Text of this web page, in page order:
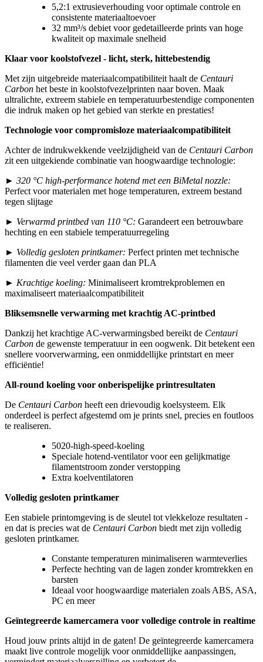
5,2:1 extrusieverhouding voor optimale controle en
consistente materiaaltoevoer
32 mm³/s debiet voor gedetailleerde prints van hoge
kwaliteit op maximale snelheid
Klaar voor koolstofvezel - licht, sterk, hittebestendig
Met zijn uitgebreide materiaalcompatibiliteit haalt de Centauri
Carbon het beste in koolstofvezelprinten naar boven. Maak
ultralichte, extreem stabiele en temperatuurbestendige componenten
die indruk maken op het gebied van sterkte en prestaties!
Technologie voor compromisloze materiaalcompatibiliteit
Achter de indrukwekkende veelzijdigheid van de Centauri Carbon
zit een uitgekiende combinatie van hoogwaardige technologie:
► 320 °C high-performance hotend met een BiMetal nozzle:
Perfect voor materialen met hoge temperaturen, extreem bestand
tegen slijtage
► Verwarmd printbed van 110 °C: Garandeert een betrouwbare
hechting en een stabiele temperatuurregeling
► Volledig gesloten printkamer: Perfect printen met technische
filamenten die veel verder gaan dan PLA
► Krachtige koeling: Minimaliseert kromtrekproblemen en
maximaliseert materiaalcompatibiliteit
Bliksemsnelle verwarming met krachtig AC-printbed
Dankzij het krachtige AC-verwarmingsbed bereikt de Centauri
Carbon de gewenste temperatuur in een oogwenk. Dit betekent een
snellere voorverwarming, een onmiddellijke printstart en meer
efficiëntie!
All-round koeling voor onberispelijke printresultaten
De Centauri Carbon heeft een drievoudig koelsysteem. Elk
onderdeel is perfect afgestemd om je prints snel, precies en foutloos
te realiseren.
5020-high-speed-koeling
Speciale hotend-ventilator voor een gelijkmatige
filamentstroom zonder verstopping
Extra koelventilatoren
Volledig gesloten printkamer
Een stabiele printomgeving is de sleutel tot vlekkeloze resultaten -
en dat is precies wat de Centauri Carbon biedt met zijn volledig
gesloten printkamer.
Constante temperaturen minimaliseren warmteverlies
Perfecte hechting van de lagen zonder kromtrekken en
barsten
Ideaal voor hoogwaardige materialen zoals ABS, ASA,
PC en meer
Geïntegreerde kamercamera voor volledige controle in realtime
Houd jouw prints altijd in de gaten! De geïntegreerde kamercamera
maakt live controle mogelijk voor onmiddellijke aanpassingen,